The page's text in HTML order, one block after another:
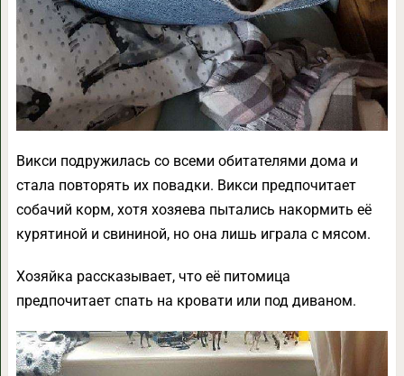
Викси подружилась со всеми обитателями дома и
стала повторять их повадки. Викси предпочитает
собачий корм, хотя хозяева пытались накормить её
курятиной и свининой, но она лишь играла с мясом.
Хозяйка рассказывает, что её питомица
предпочитает спать на кровати или под диваном.